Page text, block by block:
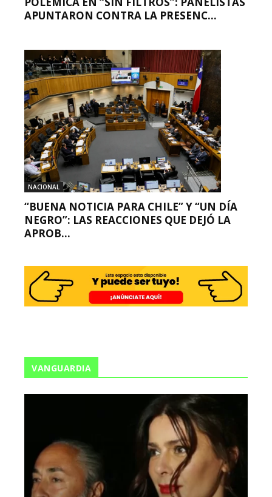
APUNTARON CONTRA LA PRESENC...
NACIONAL
“BUENA NOTICIA PARA CHILE” Y “UN DÍA
NEGRO”: LAS REACCIONES QUE DEJÓ LA
APROB...
VANGUARDIA